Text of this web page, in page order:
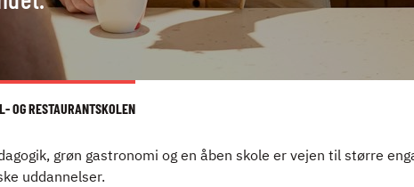
OG RESTAURANTSKOLEN
grøn gastronomi og en åben skole er vejen til større
uddannelser.